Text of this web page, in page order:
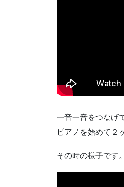
一音一音をつなげ
ピアノを始めて２
その時の様子です。